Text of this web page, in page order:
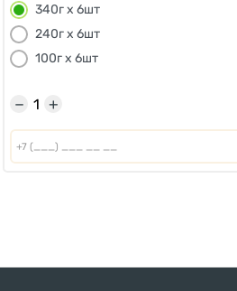
340г х 6шт
240г х 6шт
100г х 6шт
+
−